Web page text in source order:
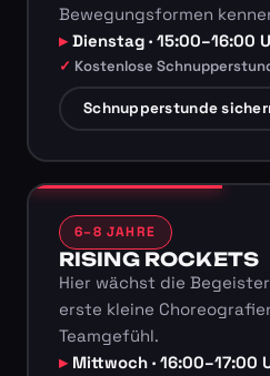
Bewegungsformen
Dienstag · 15:00–16:00
Kostenlose
Schnupperstunde
6–8 JAHRE
RISING ROCKETS
Hier wächst die
erste kleine
Teamgefühl.
Mittwoch · 16:00–17:00